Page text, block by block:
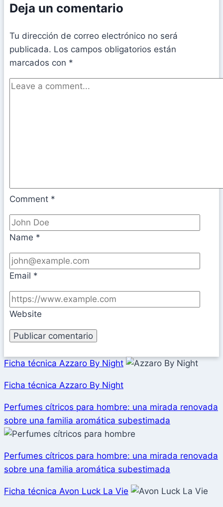
Deja un comentario
Tu dirección de correo electrónico no será
publicada. Los campos obligatorios están
marcados con *
Comment *
Name *
Email *
Website
Ficha técnica Azzaro By Night
Ficha técnica Azzaro By Night
Perfumes cítricos para hombre: una mirada renovada
sobre una familia aromática subestimada
Perfumes cítricos para hombre: una mirada renovada
sobre una familia aromática subestimada
Ficha técnica Avon Luck La Vie